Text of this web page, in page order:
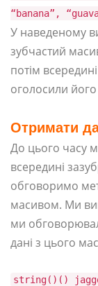
“banana”,
У наведеному
зубчастий
потім
оголосили
Отримати
До цього часу
всередині
обговоримо
масивом. Ми
ми
дані з цього
string()()